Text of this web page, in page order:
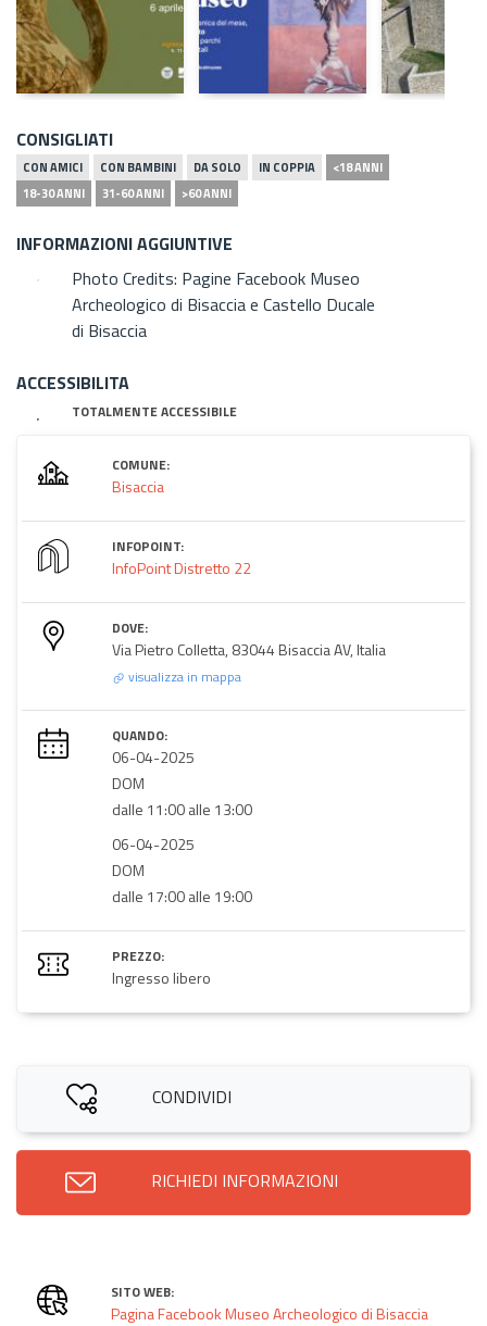
CONSIGLIATI
CON AMICI CON BAMBINI DA SOLO IN COPPIA
<18 ANNI
18-30 ANNI
31-60 ANNI >60 ANNI
INFORMAZIONI AGGIUNTIVE
Photo Credits: Pagine Facebook Museo
Archeologico di Bisaccia e Castello Ducale
di Bisaccia
ACCESSIBILITA
TOTALMENTE ACCESSIBILE
COMUNE:
Bisaccia
INFOPOINT:
InfoPoint Distretto 22
DOVE:
Via Pietro Colletta, 83044 Bisaccia AV, Italia
visualizza in mappa
QUANDO:
06-04-2025
DOM
dalle 11:00 alle 13:00
06-04-2025
DOM
dalle 17:00 alle 19:00
PREZZO:
Ingresso libero
CONDIVIDI
RICHIEDI INFORMAZIONI
SITO WEB:
Pagina Facebook Museo Archeologico di Bisaccia